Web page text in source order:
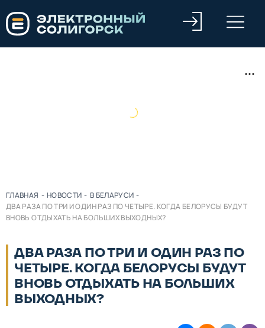
ГЛАВНАЯ - НОВОСТИ - В БЕЛАРУСИ -
ДВА РАЗА ПО ТРИ И ОДИН РАЗ ПО ЧЕТЫРЕ. КОГДА БЕЛОРУСЫ БУДУТ
ВНОВЬ ОТДЫХАТЬ НА БОЛЬШИХ ВЫХОДНЫХ?
ДВА РАЗА ПО ТРИ И ОДИН РАЗ ПО
ЧЕТЫРЕ. КОГДА БЕЛОРУСЫ БУДУТ
ВНОВЬ ОТДЫХАТЬ НА БОЛЬШИХ
ВЫХОДНЫХ?